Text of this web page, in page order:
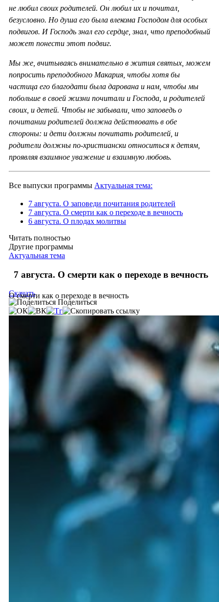
не любил своих родителей. Он любил их и почитал,
безусловно. Но душа его была влекома Господом для особых
подвигов. И Господь знал его сердце, знал, что преподобный
может понести этот подвиг.
Мы же, вчитываясь внимательно в жития святых, можем
попросить преподобного Макария, чтобы хотя бы
частица его благодати была дарована и нам, чтобы мы
побольше в своей жизни почитали и Господа, и родителей
своих, и детей. Чтобы не забывали, что заповедь о
почитании родителей должна действовать в обе
стороны: и дети должны почитать родителей, и
родители должны по-христиански относиться к детям,
проявляя взаимное уважение и взаимную любовь.
Все выпуски программы Актуальная тема:
7 августа. О заповеди почитания родителей
7 августа. О смерти как о переходе в вечность
6 августа. О плодах молитвы
Читать полностью
Другие программы
Актуальная тема
7 августа. О смерти как о переходе в вечность
О смерти как о переходе в вечность
Скачать
Поделиться